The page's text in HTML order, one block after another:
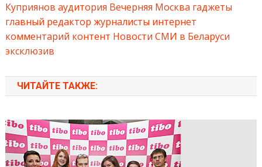
Куприянов аудитория Вечерняя Москва гаджеты
главный редактор журналисты интернет
комментарий контент Новости СМИ в Беларуси
эксклюзив
ЧИТАЙТЕ ТАКЖЕ: